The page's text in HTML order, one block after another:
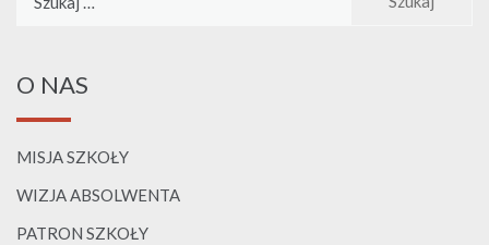
O NAS
MISJA SZKOŁY
WIZJA ABSOLWENTA
PATRON SZKOŁY